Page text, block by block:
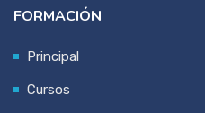
FORMACIÓN
Principal
Cursos